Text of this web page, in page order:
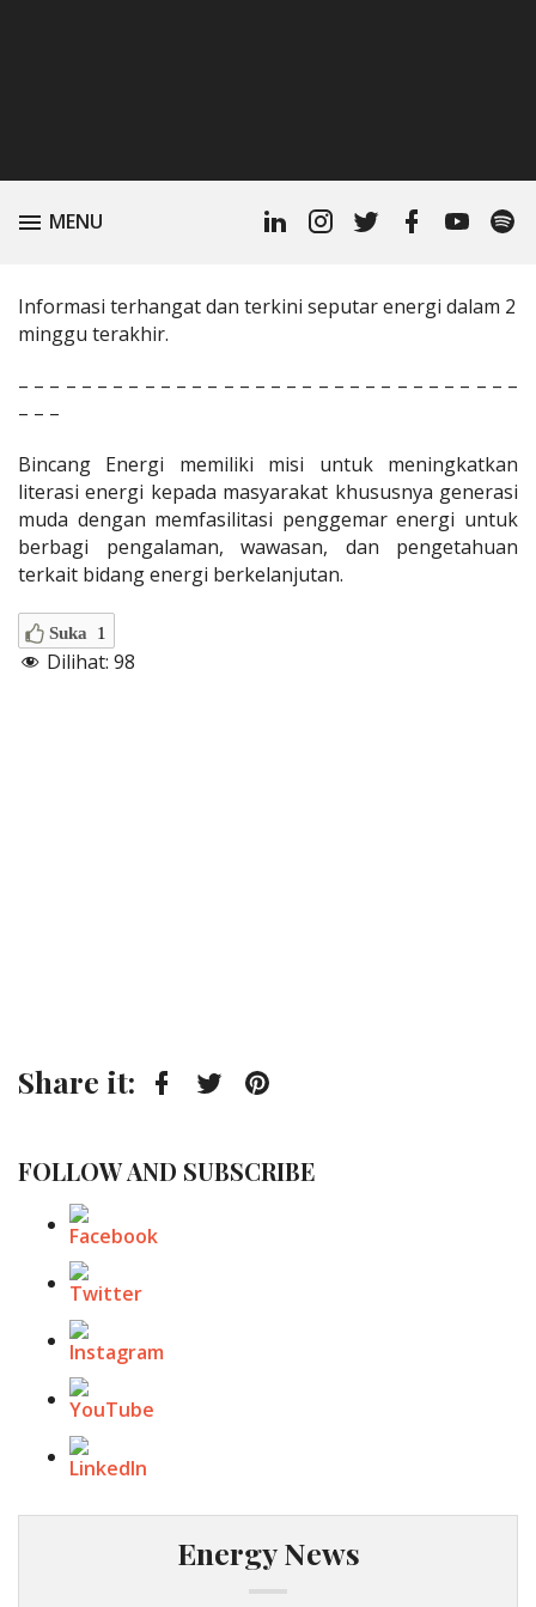
LinkedinInstagramTwitterFacebookYoutube
TOGGLE
MENU
Informasi terhangat dan terkini seputar energi dalam 2
minggu terakhir.
– – – – – – – – – – – – – – – – – – – – – – – – – – – – – – – –
– – –
Bincang Energi memiliki misi untuk meningkatkan
literasi energi kepada masyarakat khususnya generasi
muda dengan memfasilitasi penggemar energi untuk
berbagi pengalaman, wawasan, dan pengetahuan
terkait bidang energi berkelanjutan.
Suka 1
Dilihat: 98
Share it: Facebook
Twitter
FOLLOW AND SUBSCRIBE
Energy News